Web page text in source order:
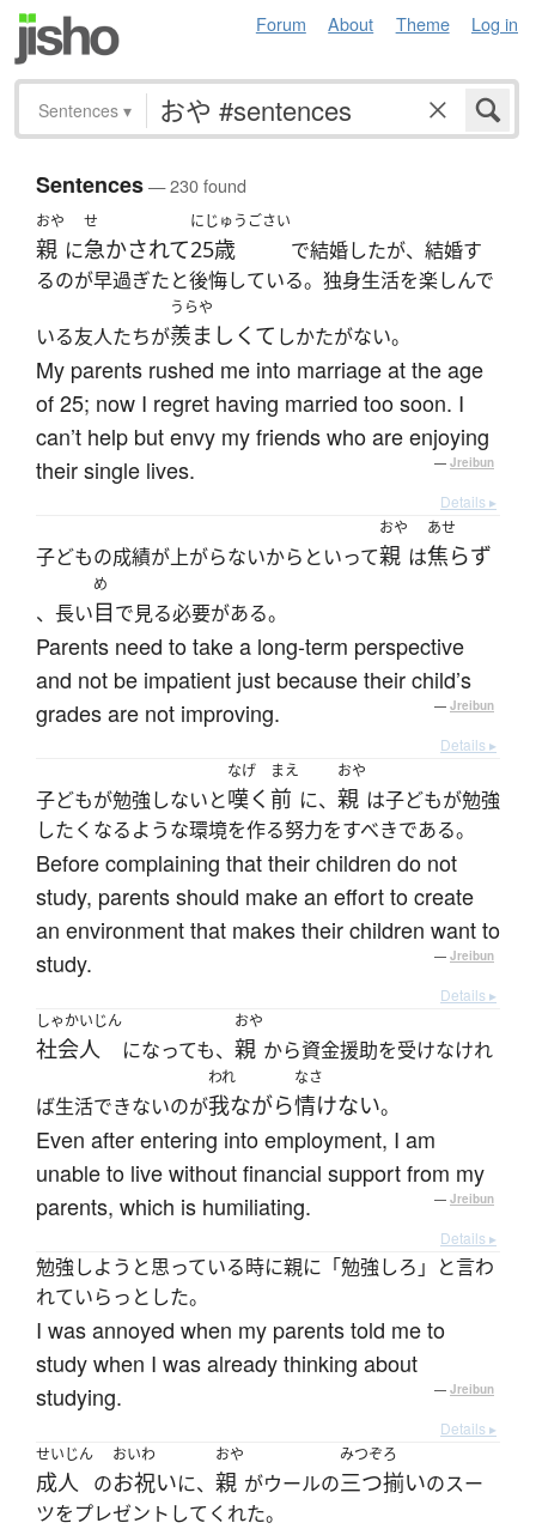
Forum About Theme Log in
Sentences ▾
Sentences— 230 found
おや
親 に
せ
急かされて
にじゅうごさい
25歳
で結婚したが、結婚す
るのが早過ぎたと後悔している。独身生活を楽しんで
いる友人たちが
うらや
羨ましくて しかたがない。
My parents rushed me into marriage at the age
of 25; now I regret having married too soon. I
can’t help but envy my friends who are enjoying
their single lives.
— Jreibun
Details ▸
子どもの成績が上がらないからといって
おや
親 は
あせ
焦らず
、長い
め
目で見る必要がある。
Parents need to take a long-term perspective
and not be impatient just because their child’s
grades are not improving.
— Jreibun
Details ▸
子どもが勉強しないと
なげ
嘆く
まえ
前 に、
おや
親 は子どもが勉強
したくなるような環境を作る努力をすべきである。
Before complaining that their children do not
study, parents should make an effort to create
an environment that makes their children want to
study.
— Jreibun
Details ▸
しゃかいじん
社会人 になっても、
おや
親 から資金援助を受けなけれ
ば生活できないのが
われ
我ながら
なさ
情けない。
Even after entering into employment, I am
unable to live without financial support from my
parents, which is humiliating.
— Jreibun
Details ▸
勉強しようと思っている時に親に「勉強しろ」と言わ
れていらっとした。
I was annoyed when my parents told me to
study when I was already thinking about
studying.
— Jreibun
Details ▸
せいじん
成人 の
おいわ
お祝いに、
おや
親 がウールの
みつぞろ
三つ揃いのスー
ツをプレゼントしてくれた。